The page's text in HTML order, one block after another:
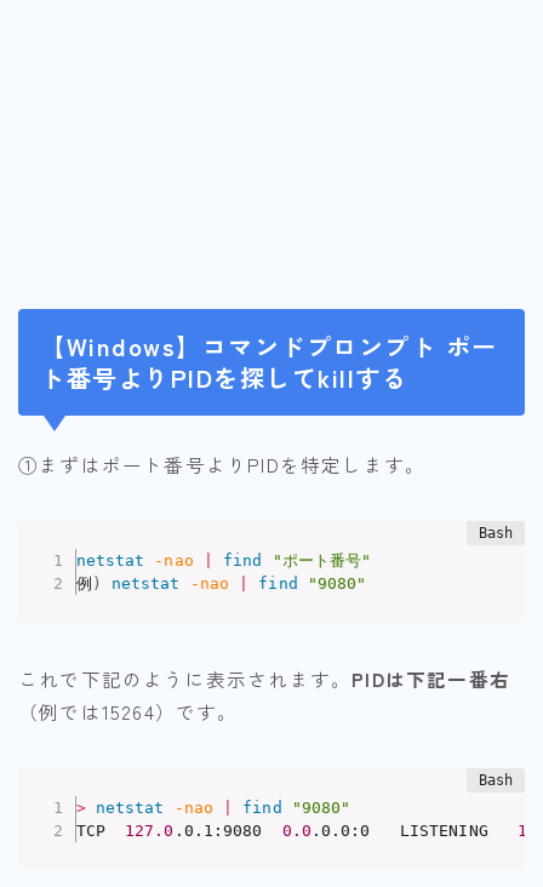
【Windows】コマンドプロンプト ポー
ト番号よりPIDを探してkillする
①まずはポート番号よりPIDを特定します。
netstat -nao find
"ポート番号"
例 ) netstat -nao find "9080"
これで下記のように表示されます。 PIDは下記一番右
（例では15264）です。
> netstat -nao find
"9080"
TCP 127.0 .0.1:9080 0.0 .0.0:0   LISTENING